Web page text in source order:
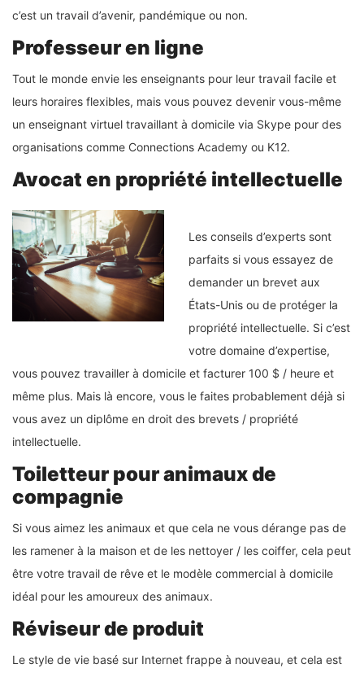
c’est un travail d’avenir, pandémique ou non.
Professeur en ligne
Tout le monde envie les enseignants pour leur travail facile et
leurs horaires flexibles, mais vous pouvez devenir vous-même
un enseignant virtuel travaillant à domicile via Skype pour des
organisations comme Connections Academy ou K12.
Avocat en propriété intellectuelle
Les conseils d’experts sont
parfaits si vous essayez de
demander un brevet aux
États-Unis ou de protéger la
propriété intellectuelle. Si c’est
votre domaine d’expertise,
vous pouvez travailler à domicile et facturer 100 $ / heure et
même plus. Mais là encore, vous le faites probablement déjà si
vous avez un diplôme en droit des brevets / propriété
intellectuelle.
Toiletteur pour animaux de
compagnie
Si vous aimez les animaux et que cela ne vous dérange pas de
les ramener à la maison et de les nettoyer / les coiffer, cela peut
être votre travail de rêve et le modèle commercial à domicile
idéal pour les amoureux des animaux.
Réviseur de produit
Le style de vie basé sur Internet frappe à nouveau, et cela est